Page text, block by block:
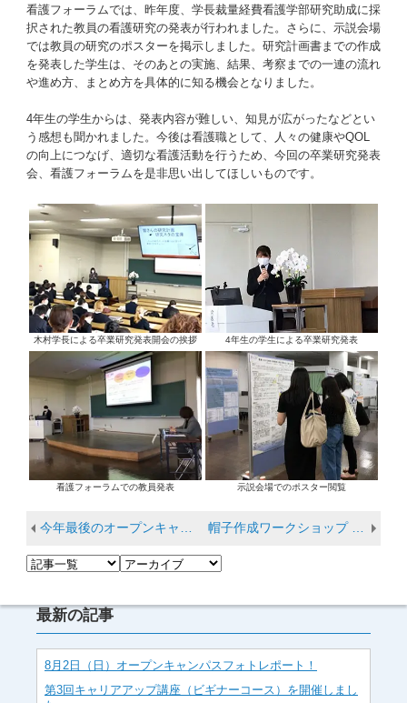
看護フォーラムでは、昨年度、学長裁量経費看護学部研究助成に採
択された教員の看護研究の発表が行われました。さらに、示説会場
では教員の研究のポスターを掲示しました。研究計画書までの作成
を発表した学生は、そのあとの実施、結果、考察までの一連の流れ
や進め方、まとめ方を具体的に知る機会となりました。
4年生の学生からは、発表内容が難しい、知見が広がったなどとい
う感想も聞かれました。今後は看護職として、人々の健康やQOL
の向上につなげ、適切な看護活動を行うため、今回の卒業研究発表
会、看護フォーラムを是非思い出してほしいものです。
木村学長による卒業研究発表開会の挨拶 4年生の学生による卒業研究発表
看護フォーラムでの教員発表 示説会場でのポスター閲覧
今年最後のオープンキャンパスを開催しました
最新の記事
8月2日（日）オープンキャンパスフォトレポート！
第3回キャリアアップ講座（ビギナーコース）を開催しまし